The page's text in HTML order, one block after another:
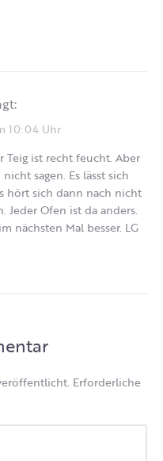
10:04 Uhr
Teig ist recht feucht. Aber
sagen. Es lässt sich
hört sich dann nach nicht
Jeder Ofen ist da anders.
nächsten Mal besser. LG
Erforderliche